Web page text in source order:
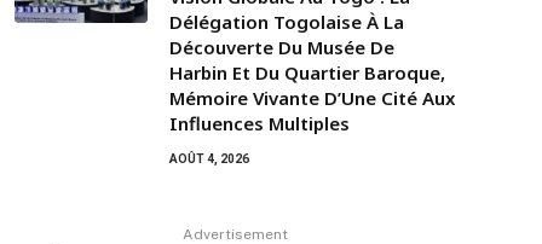
Délégation Togolaise À La
Découverte Du Musée De
Harbin Et Du Quartier Baroque,
Mémoire Vivante D’Une Cité Aux
Influences Multiples
AOÛT 4, 2026
Advertisement